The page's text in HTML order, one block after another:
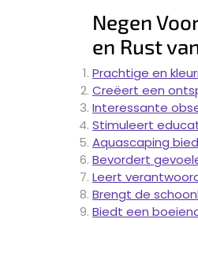
Negen
en Rust
Prachtige en
Creëert een
Interessante
Stimuleert
Aquascaping
Bevordert
Leert
Brengt de
Biedt een